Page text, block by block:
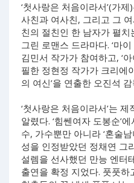
‘첫사랑은 처음이라서’(가
사친과 여사친, 그리고 그
친의 절친인 한 남자가 펼
그린 로맨스 드라마다. ‘마
김민서 작가가 참여하고, ‘아
필한 정현정 작가가 크리에
의 여신’을 연출한 오진석
‘첫사랑은 처음이라서’는
알렸다. ‘힘쎈여자 도봉순’
수, 가수뿐만 아니라 ‘혼술
성을 인정받았던 정채연 그
설렘을 선사했던 만능 엔터
출연을 확정 지었다. 풋풋